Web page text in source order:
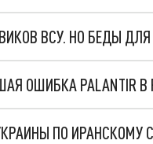
ВСУ. НО БЕДЫ
ПО ИРАНСКОМУ